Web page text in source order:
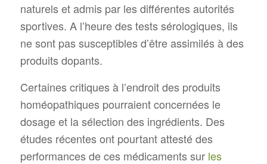
naturels et admis par les différentes autorités
sportives. A l’heure des tests sérologiques, ils
ne sont pas susceptibles d’être assimilés à des
produits dopants.
Certaines critiques à l’endroit des produits
homéopathiques pourraient concernées le
dosage et la sélection des ingrédients. Des
études récentes ont pourtant attesté des
performances de ces médicaments sur les